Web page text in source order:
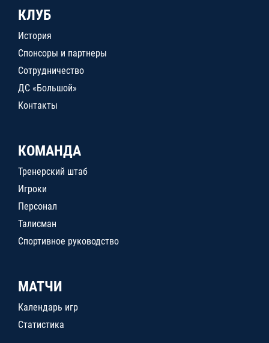
КЛУБ
История
Спонсоры и партнеры
Сотрудничество
ДС «Большой»
Контакты
КОМАНДА
Тренерский штаб
Игроки
Персонал
Талисман
Спортивное руководство
МАТЧИ
Календарь игр
Статистика